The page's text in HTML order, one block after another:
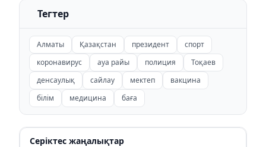
Тегтер
Алматы Қазақстан президент
спорт
коронавирус
ауа райы полиция
Тоқаев
денсаулық
сайлау мектеп
вакцина
білім
медицина баға
Серіктес жаңалықтар